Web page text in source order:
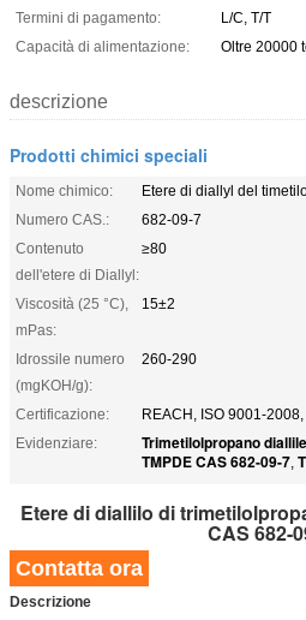
Termini di pagamento:
L/C, T/T
Capacità di alimentazione:
Oltre 20000
descrizione
Prodotti chimici speciali
Nome chimico:
Etere di diallyl del
Numero CAS.:
682-09-7
Contenuto
dell'etere di Diallyl:
≥80
Viscosità (25 °C),
mPas:
15±2
Idrossile numero
(mgKOH/g):
260-290
Certificazione:
REACH, ISO 9001-
Evidenziare:
Trimetilolpropano
TMPDE CAS 682-09-7,
Etere di diallilo di
CAS 682-
Contatta ora
Descrizione